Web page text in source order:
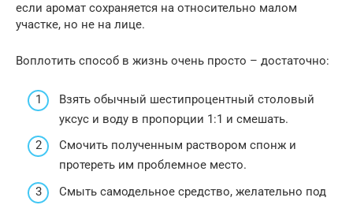
если аромат сохраняется на относительно малом
участке, но не на лице.
Воплотить способ в жизнь очень просто – достаточно:
Взять обычный шестипроцентный столовый
уксус и воду в пропорции 1:1 и смешать.
Смочить полученным раствором спонж и
протереть им проблемное место.
Смыть самодельное средство, желательно под